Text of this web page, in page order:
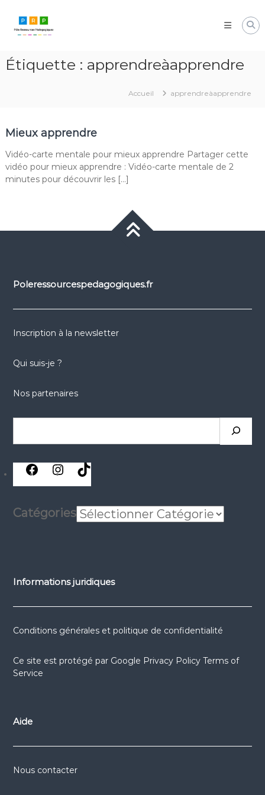
contenu
Pôle
Ressources
les
compétences
Étiquette : apprendreàapprendre
Accueil apprendreàapprendre
Mieux apprendre
Vidéo-carte mentale pour mieux apprendre Partager cette
vidéo pour mieux apprendre : Vidéo-carte mentale de 2
minutes pour découvrir les […]
Poleressourcespedagogiques.fr
Inscription à la newsletter
Qui suis-je ?
Nos partenaires
réseaux réseaux
sociaux
réseaux
Catégories
Informations juridiques
Conditions générales et politique de confidentialité
Ce site est protégé par Google Privacy Policy Terms of
Service
Aide
Nous contacter